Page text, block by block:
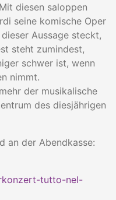
diesen saloppen
seine komische Oper
Aussage steckt,
steht zumindest,
schwer ist, wenn
nimmt.
der musikalische
des diesjährigen
an der Abendkasse:
tutto-nel-